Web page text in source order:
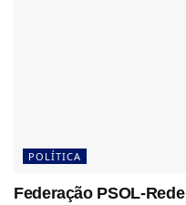
POLÍTICA
Federação PSOL-